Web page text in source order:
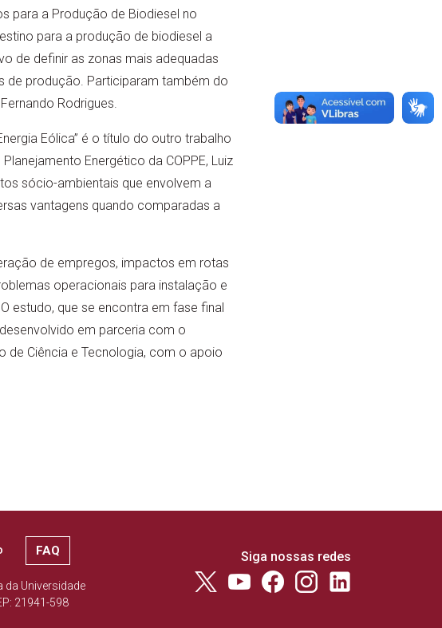
para a Produção de Biodiesel no
para a produção de biodiesel a
de definir as zonas mais adequadas
de produção. Participaram também do
Rodrigues.
Eólica” é o título do outro trabalho
Energético da COPPE, Luiz
sócio-ambientais que envolvem a
vantagens quando comparadas a
de empregos, impactos em rotas
operacionais para instalação e
estudo, que se encontra em fase final
em parceria com o
de Ciência e Tecnologia, com o apoio
FAQ
da Universidade
21941-598
Siga nossas redes